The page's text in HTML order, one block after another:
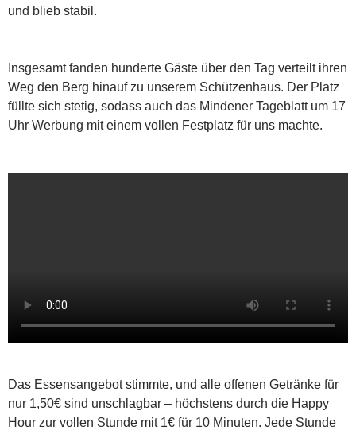
und blieb stabil.
Insgesamt fanden hunderte Gäste über den Tag verteilt ihren
Weg den Berg hinauf zu unserem Schützenhaus. Der Platz
füllte sich stetig, sodass auch das Mindener Tageblatt um 17
Uhr Werbung mit einem vollen Festplatz für uns machte.
Das Essensangebot stimmte, und alle offenen Getränke für
nur 1,50€ sind unschlagbar – höchstens durch die Happy
Hour zur vollen Stunde mit 1€ für 10 Minuten. Jede Stunde